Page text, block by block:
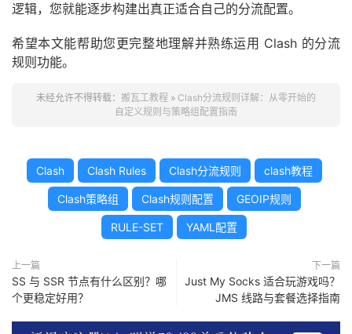
逻辑，您就能逐步构建出真正适合自己的分流配置。
希望本文能帮助您更完整地理解并熟练运用 Clash 的分流
规则功能。
未经允许不得转载： 搬瓦工教程 » Clash分流规则详解：从零开始的
自定义规则与策略组配置指南
Clash Clash Rules Clash分流规则 clash教程
Clash策略组 Clash规则配置 GEOIP规则
RULE-SET YAML配置
上一篇
SS 与 SSR 节点有什么区别？哪
个更稳定好用？
下一篇
Just My Socks 适合玩游戏吗？
JMS 线路与套餐选择指南